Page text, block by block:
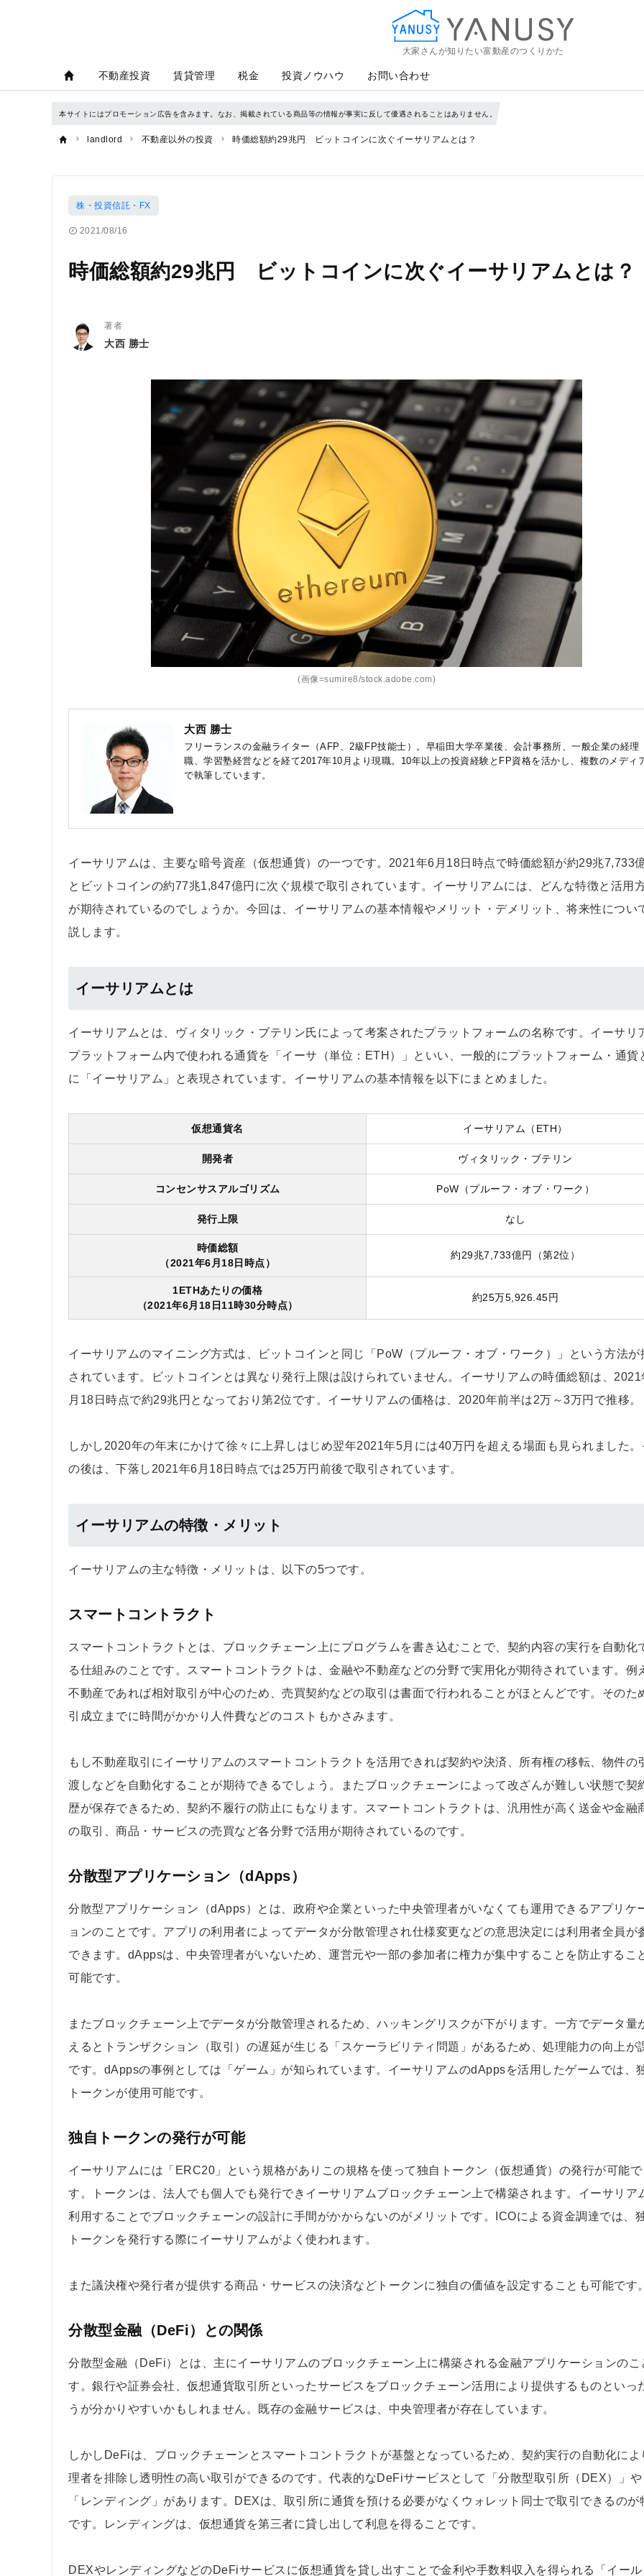
大家さんが知りたい富動産のつくりかた
不動産投資 賃貸管理 税金 投資ノウハウ お問い合わせ
本サイトにはプロモーション広告を含みます。なお、掲載されている商品等の情報が事実に反して優遇されることはありません。
landlord 不動産以外の投資 時価総額約29兆円 ビットコインに次ぐイーサリアムとは？
株・投資信託・FX
2021/08/16
時価総額約29兆円 ビットコインに次ぐイーサリアムとは？
著者
大西 勝士
(画像=sumire8/stock.adobe.com)
大西 勝士
フリーランスの金融ライター（AFP、2級FP技能士）。早稲田大学卒業後、会計事務所、一般企業の経理
職、学習塾経営などを経て2017年10月より現職。10年以上の投資経験とFP資格を活かし、複数のメディ
で執筆しています。
イーサリアムは、主要な暗号資産（仮想通貨）の一つです。2021年6月18日時点で時価総額が約29兆7,733
とビットコインの約77兆1,847億円に次ぐ規模で取引されています。イーサリアムには、どんな特徴と活用
が期待されているのでしょうか。今回は、イーサリアムの基本情報やメリット・デメリット、将来性につい
説します。
イーサリアムとは
イーサリアムとは、ヴィタリック・ブテリン氏によって考案されたプラットフォームの名称です。イーサリ
プラットフォーム内で使われる通貨を「イーサ（単位：ETH）」といい、一般的にプラットフォーム・通貨
に「イーサリアム」と表現されています。イーサリアムの基本情報を以下にまとめました。
仮想通貨名 イーサリアム（ETH）
開発者 ヴィタリック・ブテリン
コンセンサスアルゴリズム PoW（プルーフ・オブ・ワーク）
発行上限 なし
時価総額
（2021年6月18日時点）
約29兆7,733億円（第2位）
1ETHあたりの価格
（2021年6月18日11時30分時点）
約25万5,926.45円
イーサリアムのマイニング方式は、ビットコインと同じ「PoW（プルーフ・オブ・ワーク）」という方法が
されています。ビットコインとは異なり発行上限は設けられていません。イーサリアムの時価総額は、2021
月18日時点で約29兆円となっており第2位です。イーサリアムの価格は、2020年前半は2万～3万円で推移。
しかし2020年の年末にかけて徐々に上昇しはじめ翌年2021年5月には40万円を超える場面も見られました。
の後は、下落し2021年6月18日時点では25万円前後で取引されています。
イーサリアムの特徴・メリット
イーサリアムの主な特徴・メリットは、以下の5つです。
スマートコントラクト
スマートコントラクトとは、ブロックチェーン上にプログラムを書き込むことで、契約内容の実行を自動化
る仕組みのことです。スマートコントラクトは、金融や不動産などの分野で実用化が期待されています。例
不動産であれば相対取引が中心のため、売買契約などの取引は書面で行われることがほとんどです。そのた
引成立までに時間がかかり人件費などのコストもかさみます。
もし不動産取引にイーサリアムのスマートコントラクトを活用できれば契約や決済、所有権の移転、物件の
渡しなどを自動化することが期待できるでしょう。またブロックチェーンによって改ざんが難しい状態で契
歴が保存できるため、契約不履行の防止にもなります。スマートコントラクトは、汎用性が高く送金や金融
の取引、商品・サービスの売買など各分野で活用が期待されているのです。
分散型アプリケーション（dApps）
分散型アプリケーション（dApps）とは、政府や企業といった中央管理者がいなくても運用できるアプリケ
ョンのことです。アプリの利用者によってデータが分散管理され仕様変更などの意思決定には利用者全員が
できます。dAppsは、中央管理者がいないため、運営元や一部の参加者に権力が集中することを防止するこ
可能です。
またブロックチェーン上でデータが分散管理されるため、ハッキングリスクが下がります。一方でデータ量
えるとトランザクション（取引）の遅延が生じる「スケーラビリティ問題」があるため、処理能力の向上が
です。dAppsの事例としては「ゲーム」が知られています。イーサリアムのdAppsを活用したゲームでは、
トークンが使用可能です。
独自トークンの発行が可能
イーサリアムには「ERC20」という規格がありこの規格を使って独自トークン（仮想通貨）の発行が可能で
す。トークンは、法人でも個人でも発行できイーサリアムブロックチェーン上で構築されます。イーサリア
利用することでブロックチェーンの設計に手間がかからないのがメリットです。ICOによる資金調達では、
トークンを発行する際にイーサリアムがよく使われます。
また議決権や発行者が提供する商品・サービスの決済などトークンに独自の価値を設定することも可能です。
分散型金融（DeFi）との関係
分散型金融（DeFi）とは、主にイーサリアムのブロックチェーン上に構築される金融アプリケーションのこ
す。銀行や証券会社、仮想通貨取引所といったサービスをブロックチェーン活用により提供するものといっ
うが分かりやすいかもしれません。既存の金融サービスは、中央管理者が存在しています。
しかしDeFiは、ブロックチェーンとスマートコントラクトが基盤となっているため、契約実行の自動化によ
理者を排除し透明性の高い取引ができるのです。代表的なDeFiサービスとして「分散型取引所（DEX）」や
「レンディング」があります。DEXは、取引所に通貨を預ける必要がなくウォレット同士で取引できるのが
です。レンディングは、仮想通貨を第三者に貸し出して利息を得ることです。
DEXやレンディングなどのDeFiサービスに仮想通貨を貸し出すことで金利や手数料収入を得られる「イール